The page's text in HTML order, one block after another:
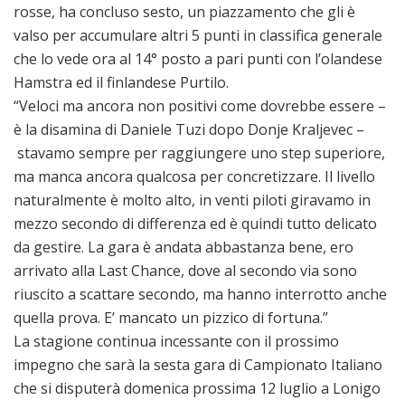
rosse, ha concluso sesto, un piazzamento che gli è
valso per accumulare altri 5 punti in classifica generale
che lo vede ora al 14° posto a pari punti con l’olandese
Hamstra ed il finlandese Purtilo.
“Veloci ma ancora non positivi come dovrebbe essere –
è la disamina di Daniele Tuzi dopo Donje Kraljevec –
stavamo sempre per raggiungere uno step superiore,
ma manca ancora qualcosa per concretizzare. Il livello
naturalmente è molto alto, in venti piloti giravamo in
mezzo secondo di differenza ed è quindi tutto delicato
da gestire. La gara è andata abbastanza bene, ero
arrivato alla Last Chance, dove al secondo via sono
riuscito a scattare secondo, ma hanno interrotto anche
quella prova. E’ mancato un pizzico di fortuna.”
La stagione continua incessante con il prossimo
impegno che sarà la sesta gara di Campionato Italiano
che si disputerà domenica prossima 12 luglio a Lonigo